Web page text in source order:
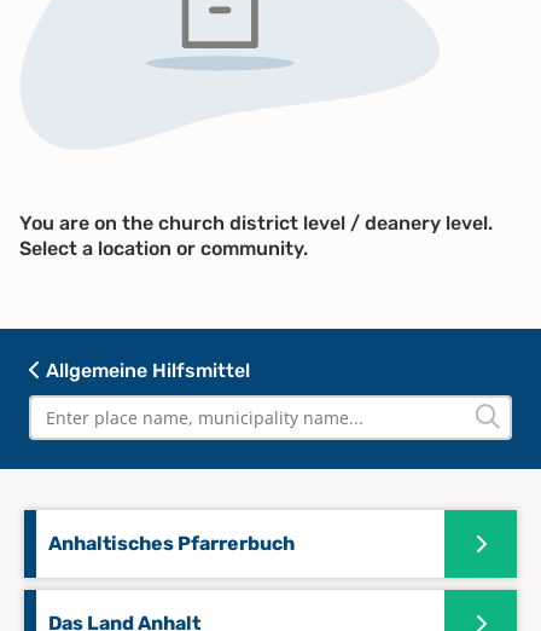
Allgemeine Hilfsmittel
Anhaltisches Pfarrerbuch
Das Land Anhalt
You are on the church district level / deanery level.
Select a location or community.